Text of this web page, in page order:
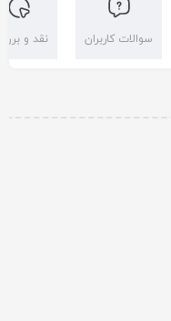
سوالات کاربران نقد و